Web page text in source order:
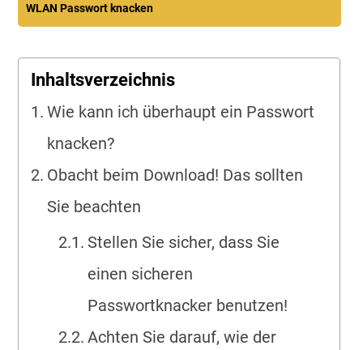
WLAN Passwort knacken
Inhaltsverzeichnis
Wie kann ich überhaupt ein Passwort
knacken?
Obacht beim Download! Das sollten
Sie beachten
Stellen Sie sicher, dass Sie
einen sicheren
Passwortknacker benutzen!
Achten Sie darauf, wie der